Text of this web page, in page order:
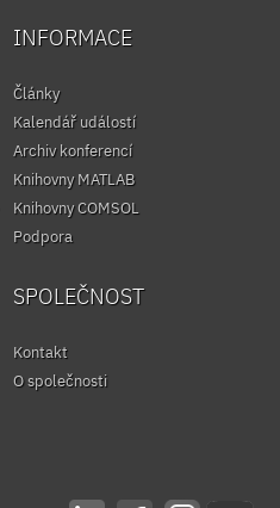
INFORMACE
Články
Kalendář událostí
Archiv konferencí
Knihovny MATLAB
Knihovny COMSOL
Podpora
SPOLEČNOST
Kontakt
O společnosti